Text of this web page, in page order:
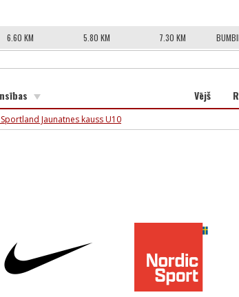
6.60 KM 5.80 KM 7.30 KM
Vējš
Sportland Jaunatnes kauss U10